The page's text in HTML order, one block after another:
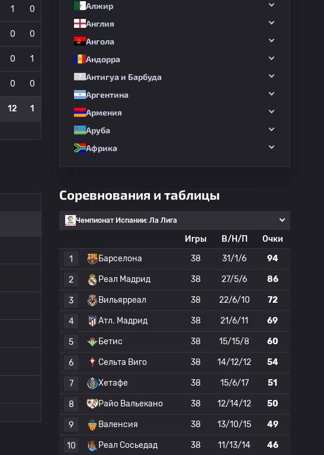
1 0
0 0
0 1
0 0
12 1
Алжир
Англия
Ангола
Андорра
Антигуа и Барбуда
Аргентина
Армения
Аруба
Африка
Соревнования и таблицы
Чемпионат Испании: Ла Лига
Игры В/Н/П
Очки
1
Барселона 38 31/1/6 94
2 Реал Мадрид 38 27/5/6 86
3 Вильярреал 38 22/6/10 72
4 Атл. Мадрид 38 21/6/11 69
5 Бетис 38 15/15/8 60
6 Сельта Виго 38 14/12/12 54
7 Хетафе 38 15/6/17 51
8 Райо Вальекано 38 12/14/12 50
9 Валенсия 38 13/10/15 49
10 Реал Сосьедад 38 11/13/14 46